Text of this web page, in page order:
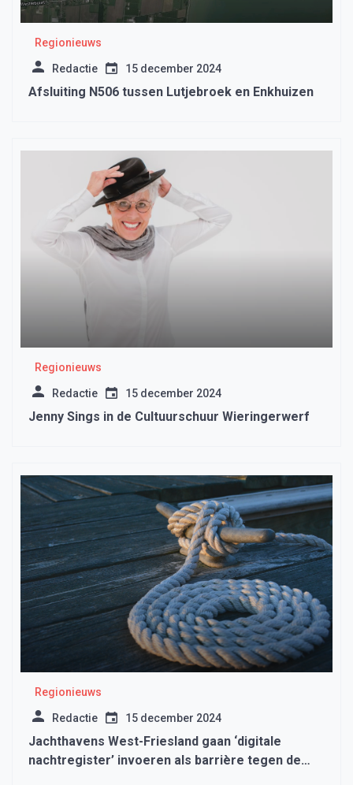
Regionieuws
Redactie 15 december 2024
Afsluiting N506 tussen Lutjebroek en Enkhuizen
Regionieuws
Redactie 15 december 2024
Jenny Sings in de Cultuurschuur Wieringerwerf
Regionieuws
Redactie 15 december 2024
Jachthavens West-Friesland gaan ‘digitale
nachtregister’ invoeren als barrière tegen de